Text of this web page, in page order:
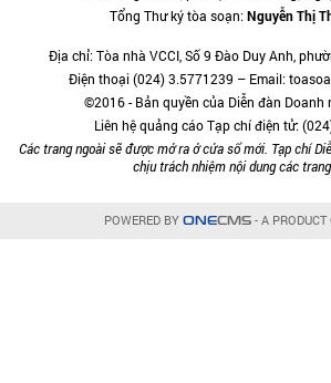
Tổng Thư ký tòa soạn:Nguyễn Thị
Địa chỉ: Tòa nhà VCCI, Số 9 Đào Duy Anh,
Điện thoại (024) 3.5771239 – Email:
©2016 - Bản quyền của Diễn đàn Doanh
Liên hệ quảng cáo Tạp chí điện tử:
Các trang ngoài sẽ được mở ra ở cửa sổ mới. Tạp chí
chịu trách nhiệm nội dung các
POWERED BY ONECMS- A PRODUCT